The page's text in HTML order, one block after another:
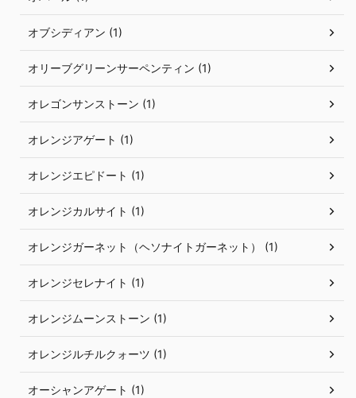
オブシディアン (1)
オリーブグリーンサーペンティン (1)
オレゴンサンストーン (1)
オレンジアゲート (1)
オレンジエピドート (1)
オレンジカルサイト (1)
オレンジガーネット（ヘソナイトガーネット） (1)
オレンジセレナイト (1)
オレンジムーンストーン (1)
オレンジルチルクォーツ (1)
オーシャンアゲート (1)